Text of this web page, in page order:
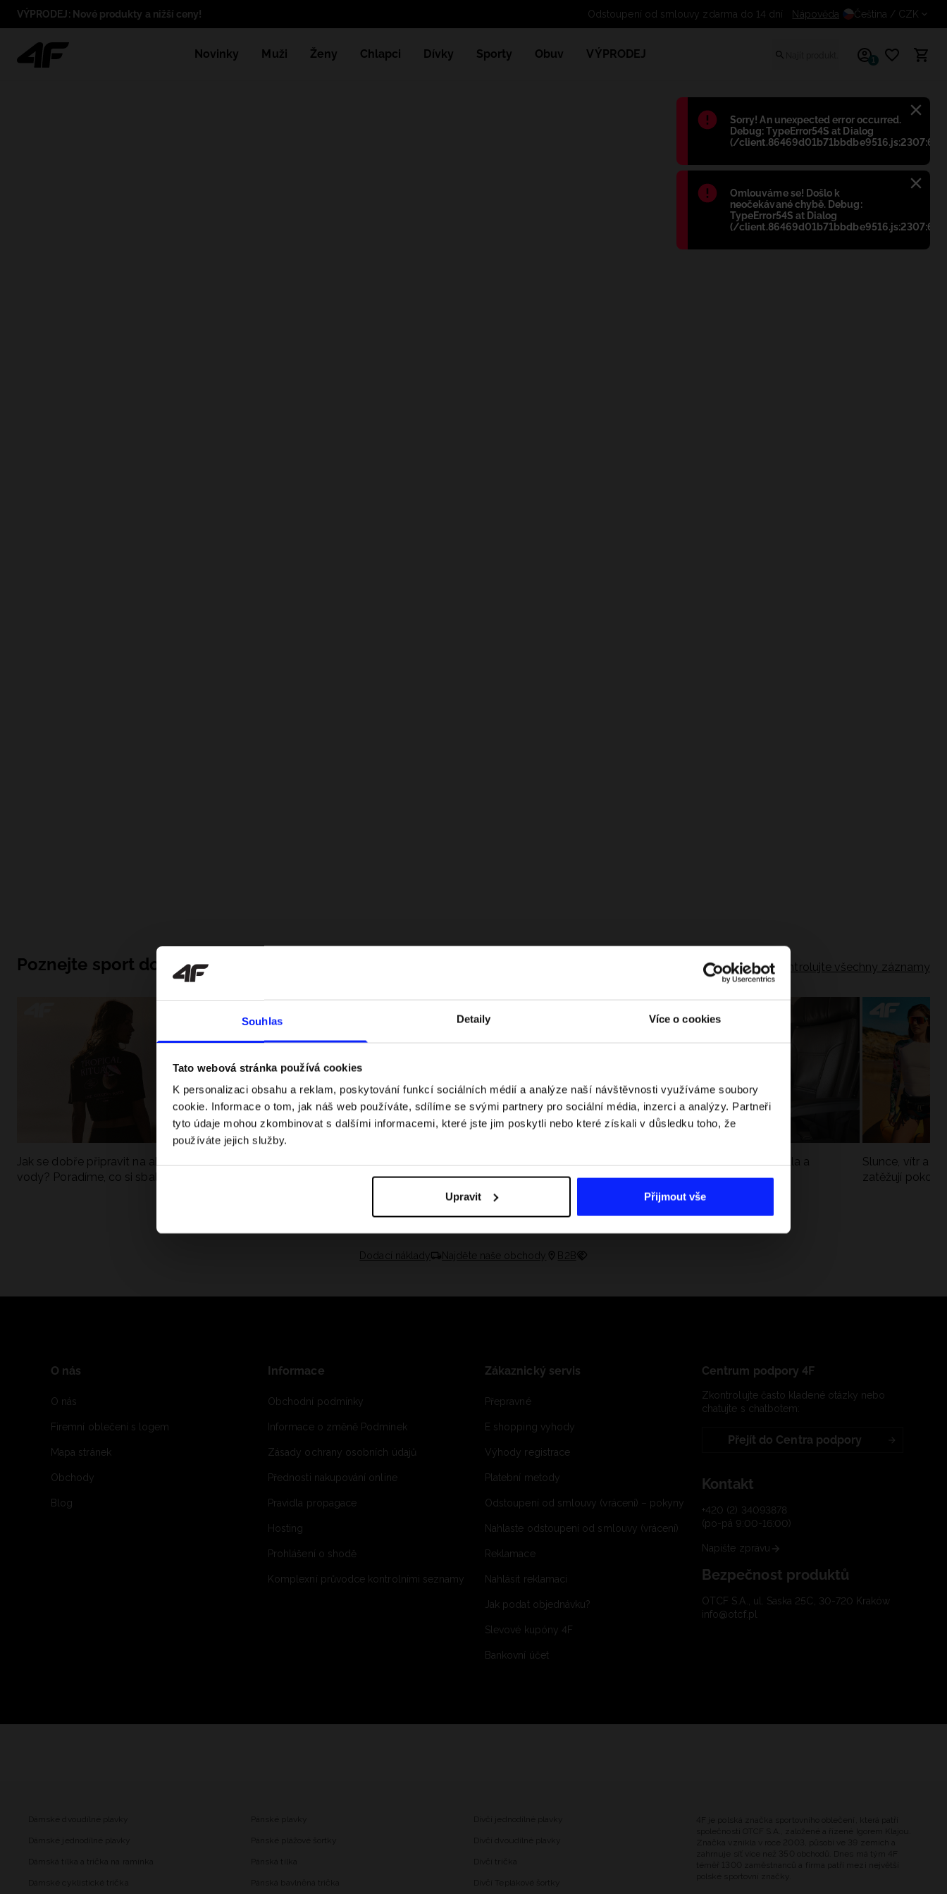
Souhlas Detaily Více o cookies
Tato webová stránka používá cookies
K personalizaci obsahu a reklam, poskytování funkcí sociálních médií a analýze naší návštěvnosti využíváme soubory
cookie. Informace o tom, jak náš web používáte, sdílíme se svými partnery pro sociální média, inzerci a analýzy. Partneři
tyto údaje mohou zkombinovat s dalšími informacemi, které jste jim poskytli nebo které získali v důsledku toho, že
používáte jejich služby.
Upravit Přijmout vše
Błąd:
Sorry! An unexpected error occurred.
Debug: TypeError54S at Dialog
(/
Błąd:
Omlouváme se! Došlo k
neočekávané chybě. Debug:
TypeError54S at Dialog
(/
VÝPRODEJ: Nové produkty a nižší ceny! Odstoupení od smlouvy zdarma do 14 dní Nápověda Čeština / CZK
Novinky Muži Ženy Chlapci Dívky Sporty Obuv VÝPRODEJ 1
Poznejte sport do hloubky Zkontrolujte všechny záznamy
Jak se dobře připravit na aktivní den u
vody? Poradíme, co si sbalit
kategorie? Kompletní průvodce
závodů, rekordy a nejlepší jezdci F1
Jak si sbalit batoh do letadla a
nepřekročit limity?
Slunce, vítr a
zatěžují
Dodací náklady Najděte naše obchody B2B
O nás
O nás
Firemní oblečení s logem
Mapa stránek
Obchody
Blog
Informace
Obchodní podmínky
Informace o změně Podmínek
Zásady ochrany osobních údajů
Přednosti nakupování online
Pravidla propagace
Hosting
Prohlášení o shodě
Komplexní průvodce kontrolními seznamy
Zákaznický servis
Přepravné
E shopping vyhody
Výhody registrace
Platební metody
Odstoupení od smlouvy (vrácení) – pokyny
Nahlaste odstoupení od smlouvy (vrácení)
Reklamace
Nahlásit reklamaci
Jak podat objednávku?
Slevové kupóny 4F
Bankovní účet
Centrum podpory 4F
Zkontrolujte často kladené otázky nebo
chatujte s chatbotem:
Přejít do Centra podpory
Kontakt
+420 (2) 34093878
(po-pá 9:00-16:00)
Napište zprávu
Bezpečnost produktů
OTCF S.A., ul. Saska 25C, 30-720 Kraków
info@otcf.pl